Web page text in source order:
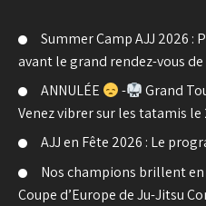
Summer Camp AJJ 2026 :
avant le grand rendez-vous de
ANNULÉE
-
Grand
Venez vibrer sur les tatamis le
AJJ en Fête 2026 : Le
Nos champions brillent
Coupe d’Europe de Ju-Jitsu